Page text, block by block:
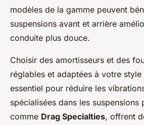
modèles de la gamme peuvent
suspensions avant et arrière
conduite plus douce.
Choisir des amortisseurs et des
réglables et adaptées à votre
essentiel pour réduire les
spécialisées dans les suspensions
comme Drag Specialties, offrent